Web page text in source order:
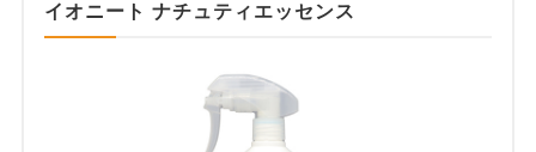
イオニート ナチュティエッセンス